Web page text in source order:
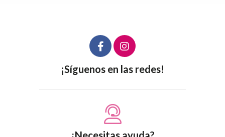
¡Síguenos en las redes!